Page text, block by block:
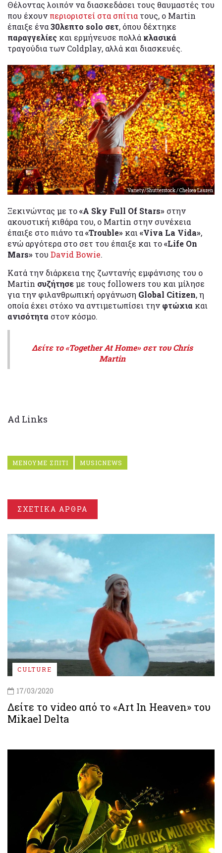
Θέλοντας λοιπόν να διασκεδάσει τους θαυμαστές του
που έχουν περιοριστεί στα σπίτια τους, ο Martin
έπαιξε ένα30λεπτο solo σετ, όπου δέχτηκε
παραγγελίες και ερμήνευσε πολλά κλασικά
τραγούδια των Coldplay, αλλά και διασκευές.
Variety/Shutterstock / Chelsea Lauren
Ξεκινώντας με το«A Sky Full Of Stars» στην
ακουστική κιθάρα του, ο Martin στην συνέχεια
έπαιξε στο πιάνο τα«Trouble» και «Viva La Vida»,
ενώ αργότερα στο σετ του έπαιξε και το«Life On
Mars» του David Bowie.
Κατά την διάρκεια της ζωντανής εμφάνισης του ο
Martin συζήτησεμε τους followers του και μίλησε
για την φιλανθρωπική οργάνωση Global Citizen, η
οποία έχει στόχο να αντιμετωπίσει την φτώχια και
ανισότητα στον κόσμο.
Δείτε το «Together At Home» σετ του Chris
Martin
Ad Links
ΜΕΝΟΥΜΕ ΣΠΙΤΙ MUSICNEWS
ΣΧΕΤΙΚΑ ΑΡΘΡΑ
CULTURE
17/03/2020
Δείτε το video από το «Art In Heaven» του
Mikael Delta